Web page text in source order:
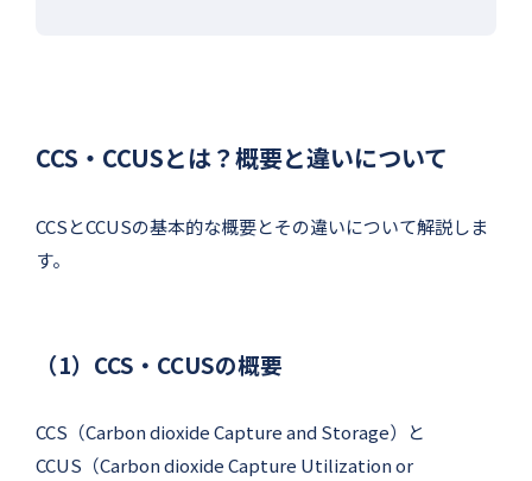
CCS・CCUSとは？概要と違いについて
CCSとCCUSの基本的な概要とその違いについて解説しま
す。
（1）CCS・CCUSの概要
CCS（Carbon dioxide Capture and Storage）と
CCUS（Carbon dioxide Capture Utilization or